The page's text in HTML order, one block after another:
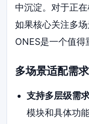
中沉淀。对于正
如果核心关注多
ONES是一个值得
多场景适配需
支持多层级需
模块和具体功